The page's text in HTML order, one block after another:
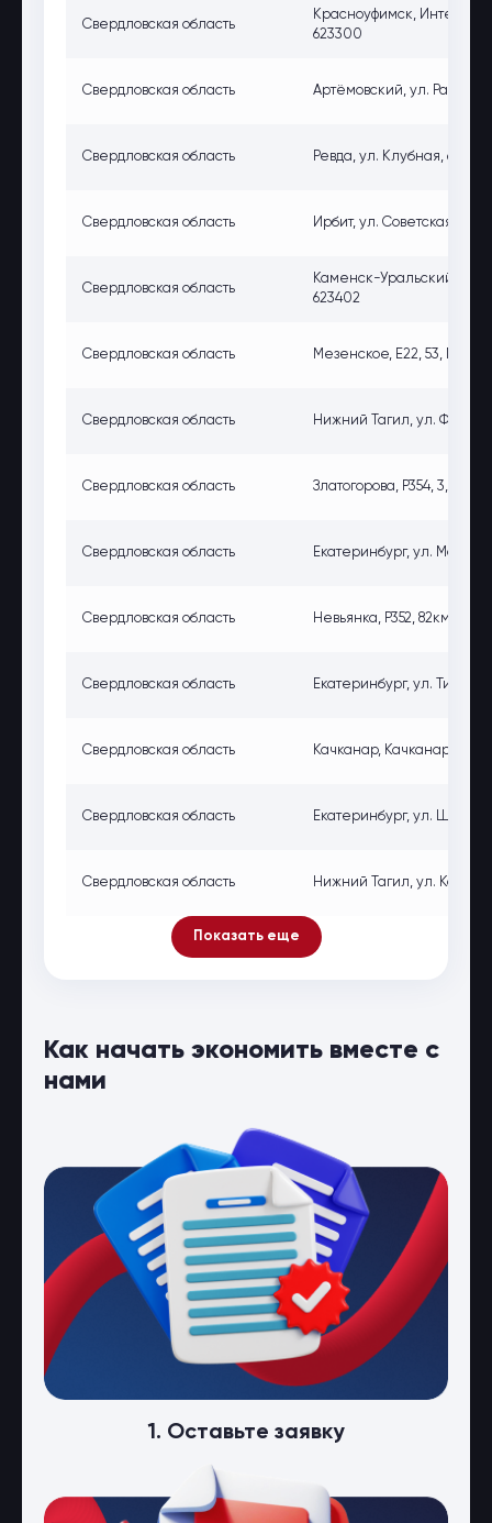
Свердловская область
Красноуфимск,
623300
Свердловская область Артёмовский, ул.
Свердловская область Ревда, ул. Клубная, 61,
Свердловская область Ирбит, ул. Советская,
Свердловская область
Каменск-Уральский, ул.
623402
Свердловская область Мезенское, E22, 53,
Свердловская область Нижний Тагил, ул.
Свердловская область Златогорова, Р354, 3,
Свердловская область Екатеринбург, ул.
Свердловская область Невьянка, Р352, 82км,
Свердловская область Екатеринбург, ул.
Свердловская область Качканар, Качканар,
Свердловская область Екатеринбург, ул.
Свердловская область Нижний Тагил, ул.
Показать еще
Как начать экономить вместе с
нами
1. Оставьте заявку